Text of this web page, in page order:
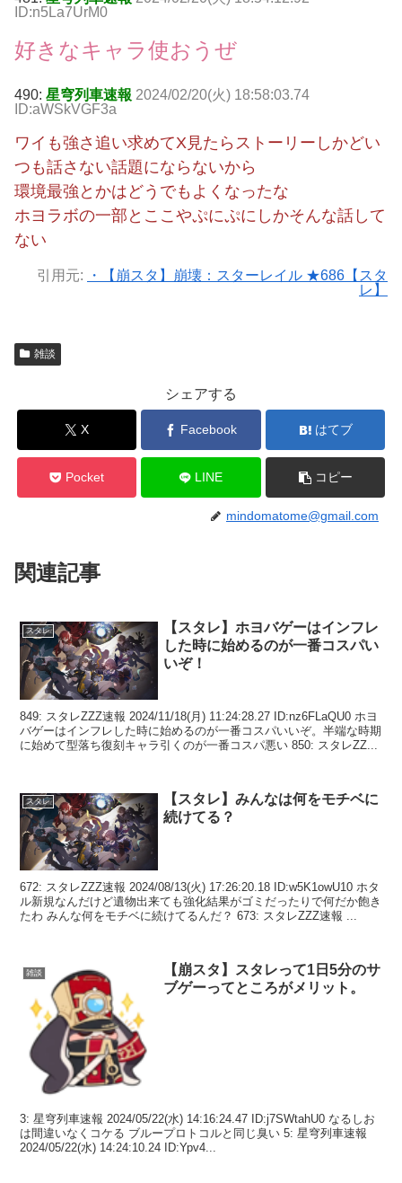
ID:n5La7UrM0
好きなキャラ使おうぜ
490: 星穹列車速報 2024/02/20(火) 18:58:03.74
ID:aWSkVGF3a
ワイも強さ追い求めてX見たらストーリーしかどい
つも話さない話題にならないから
環境最強とかはどうでもよくなったな
ホヨラボの一部とここやぷにぷにしかそんな話して
ない
引用元:
・【崩スタ】崩壊：スターレイル ★686【スタ
レ】
雑談
シェアする
X Facebook はてブ
Pocket LINE コピー
mindomatome@gmail.com
関連記事
スタレ
【スタレ】ホヨバゲーはインフレ
した時に始めるのが一番コスパい
いぞ！
849: スタレZZZ速報 2024/11/18(月) 11:24:28.27 ID:nz6FLaQU0 ホヨ
バゲーはインフレした時に始めるのが一番コスパいいぞ。半端な時期
に始めて型落ち復刻キャラ引くのが一番コスパ悪い 850: スタレZZ...
スタレ
【スタレ】みんなは何をモチベに
続けてる？
672: スタレZZZ速報 2024/08/13(火) 17:26:20.18 ID:w5K1owU10 ホタ
ル新規なんだけど遺物出来ても強化結果がゴミだったりで何だか飽き
たわ みんな何をモチベに続けてるんだ？ 673: スタレZZZ速報 ...
雑談
【崩スタ】スタレって1日5分のサ
ブゲーってところがメリット。
3: 星穹列車速報 2024/05/22(水) 14:16:24.47 ID:j7SWtahU0 なるしお
は間違いなくコケる ブループロトコルと同じ臭い 5: 星穹列車速報
2024/05/22(水) 14:24:10.24 ID:Ypv4...